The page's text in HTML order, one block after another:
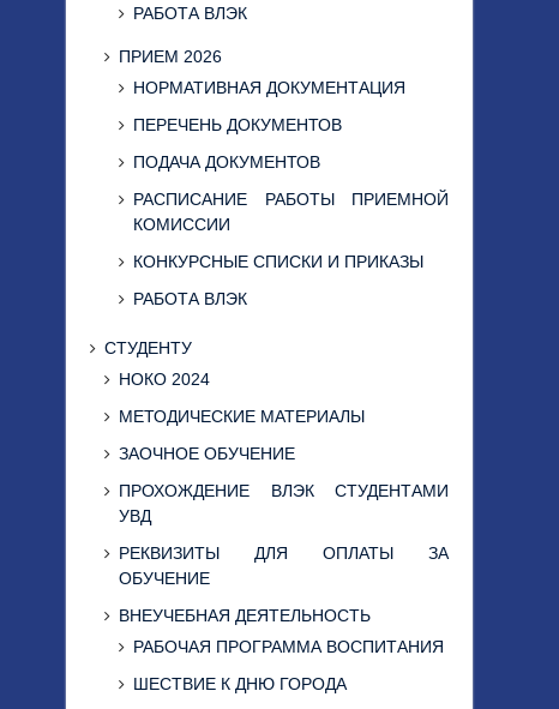
РАБОТА ВЛЭК
ПРИЕМ 2026
НОРМАТИВНАЯ ДОКУМЕНТАЦИЯ
ПЕРЕЧЕНЬ ДОКУМЕНТОВ
ПОДАЧА ДОКУМЕНТОВ
РАСПИСАНИЕ РАБОТЫ ПРИЕМНОЙ
КОМИССИИ
КОНКУРСНЫЕ СПИСКИ И ПРИКАЗЫ
РАБОТА ВЛЭК
СТУДЕНТУ
НОКО 2024
МЕТОДИЧЕСКИЕ МАТЕРИАЛЫ
ЗАОЧНОЕ ОБУЧЕНИЕ
ПРОХОЖДЕНИЕ ВЛЭК СТУДЕНТАМИ
УВД
РЕКВИЗИТЫ ДЛЯ ОПЛАТЫ ЗА
ОБУЧЕНИЕ
ВНЕУЧЕБНАЯ ДЕЯТЕЛЬНОСТЬ
РАБОЧАЯ ПРОГРАММА ВОСПИТАНИЯ
ШЕСТВИЕ К ДНЮ ГОРОДА